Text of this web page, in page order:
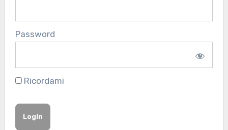
Password
Ricordami